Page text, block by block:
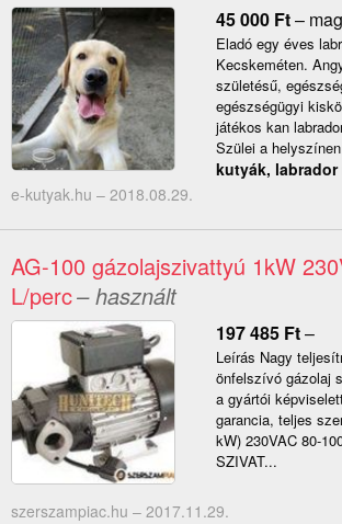
45 000 Ft–
Eladó egy éves
Kecskeméten.
születésű,
egészségügyi
játékos kan
Szülei a
kutyák, labrador
e-kutyak.hu – 2018.08.29.
AG-100 gázolajszivattyú 1kW
L/perc– használt
197 485 Ft–
Leírás Nagy
önfelszívó gázolaj
a gyártói
garancia, teljes
kW) 230VAC 80-
SZIVAT...
szerszampiac.hu – 2017.11.29.